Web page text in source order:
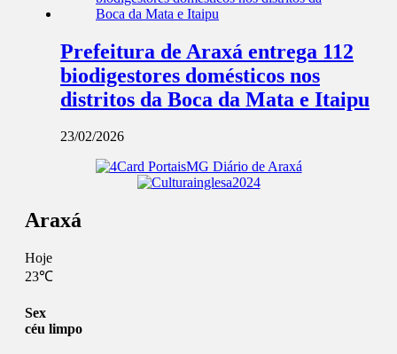
Prefeitura de Araxá entrega 112
biodigestores domésticos nos
distritos da Boca da Mata e Itaipu
23/02/2026
Araxá
Hoje
23℃
Sex
céu limpo